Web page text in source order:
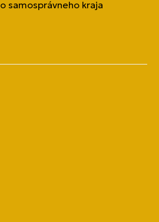
samosprávneho kraja